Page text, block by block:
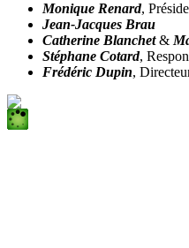
Monique Renard,
Jean-Jacques Brau
Catherine Blanchet&
Stéphane Cotard,
Frédéric Dupin,